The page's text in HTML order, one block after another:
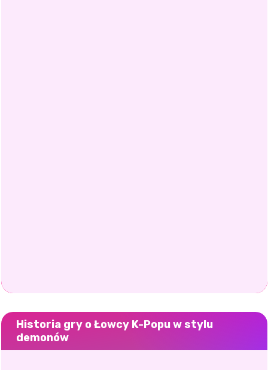
Historia gry o Łowcy K-Popu w stylu
demonów